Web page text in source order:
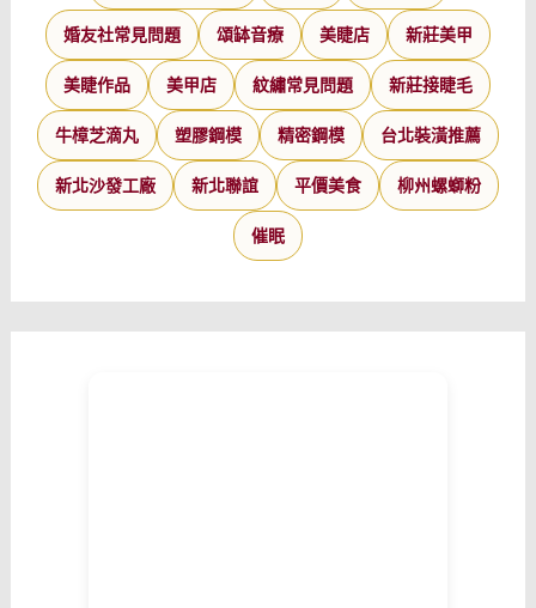
婚友社常見問題 頌缽音療 美睫店 新莊美甲
美睫作品 美甲店 紋繡常見問題 新莊接睫毛
牛樟芝滴丸 塑膠鋼模 精密鋼模 台北裝潢推薦
新北沙發工廠 新北聯誼 平價美食 柳州螺螄粉
催眠